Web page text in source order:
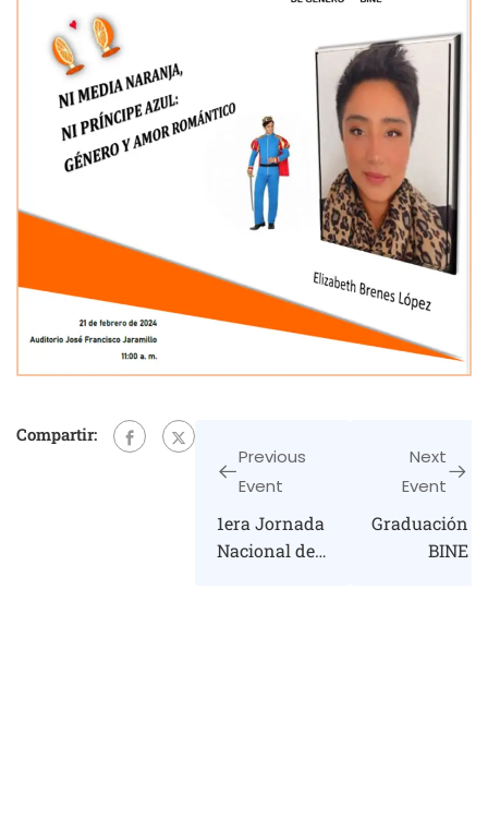
Compartir:
Previous
Event
1era Jornada
Nacional de
Next
Event
Graduación
BINE